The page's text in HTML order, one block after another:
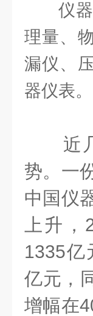
仪
理量、
漏仪、
器仪表。
近几
势。一
中国仪
上升，
1335亿
亿元，
增幅在